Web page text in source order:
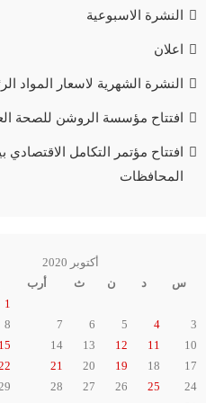
النشرة الاسبوعية
اعلان
النشرة الشهرية لاسعار المواد
افتتاح مؤسسة الروشن للصحة
افتتاح مؤتمر التكامل الاقتصادي
المحافظات
أكتوبر 2020
س
د ن ث أرب
1
3
4
5
6
7
8
10
11
12
13
14
15
17
18
19
20
21
24
25
26
27
28